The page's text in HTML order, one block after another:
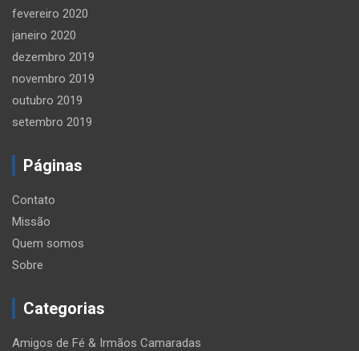
fevereiro 2020
janeiro 2020
dezembro 2019
novembro 2019
outubro 2019
setembro 2019
Páginas
Contato
Missão
Quem somos
Sobre
Categorias
Amigos de Fé & Irmãos Camaradas